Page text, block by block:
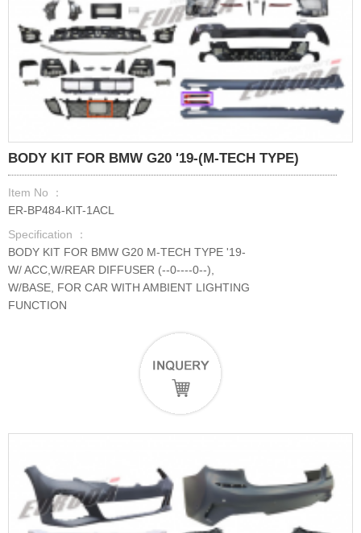
BODY KIT FOR BMW G20 '19-(M-TECH TYPE)
Item No ：
ER-BP484-KIT-1ACL
Specification ：
BODY KIT FOR BMW G20 M-TECH TYPE '19-
W/ ACC,W/REAR DIFFUSER (--0----0--),
W/BASE, FOR CAR WITH AMBIENT LIGHTING
FUNCTION